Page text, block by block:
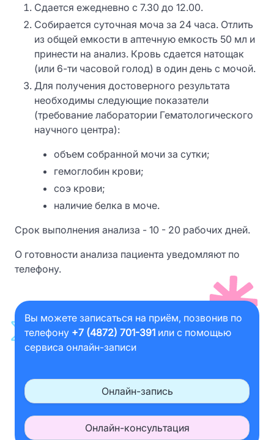
Сдается ежедневно с 7.30 до 12.00.
Собирается суточная моча за 24 часа. Отлить
из общей емкости в аптечную емкость 50 мл и
принести на анализ. Кровь сдается натощак
(или 6-ти часовой голод) в один день с мочой.
Для получения достоверного результата
необходимы следующие показатели
(требование лаборатории Гематологического
научного центра):
объем собранной мочи за сутки;
гемоглобин крови;
соэ крови;
наличие белка в моче.
Срок выполнения анализа - 10 - 20 рабочих дней.
О готовности анализа пациента уведомляют по
телефону.
Вы можете записаться на приём, позвонив по
телефону +7 (4872) 701-391 или с помощью
сервиса онлайн-записи
Онлайн-запись
Онлайн-консультация